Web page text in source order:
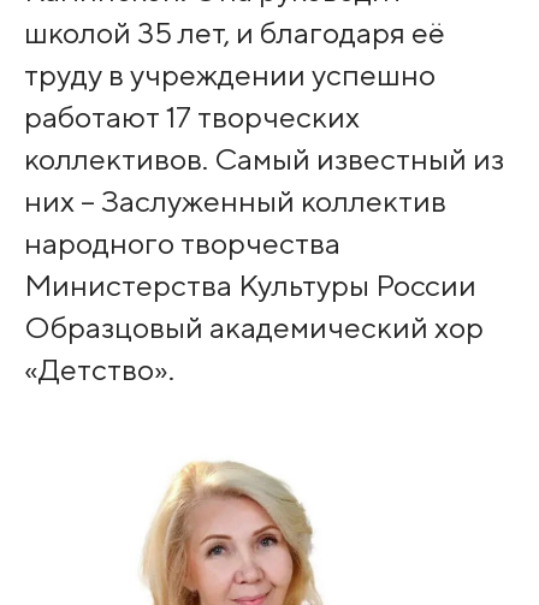
школой 35 лет, и благодаря её
труду в учреждении успешно
работают 17 творческих
коллективов. Самый известный из
них – Заслуженный коллектив
народного творчества
Министерства Культуры России
Образцовый академический хор
«Детство».